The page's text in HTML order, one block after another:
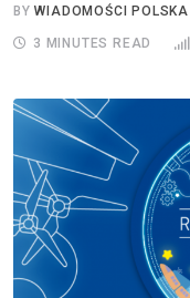
BYWIADOMOŚCI POLSKA
3 MINUTES READ